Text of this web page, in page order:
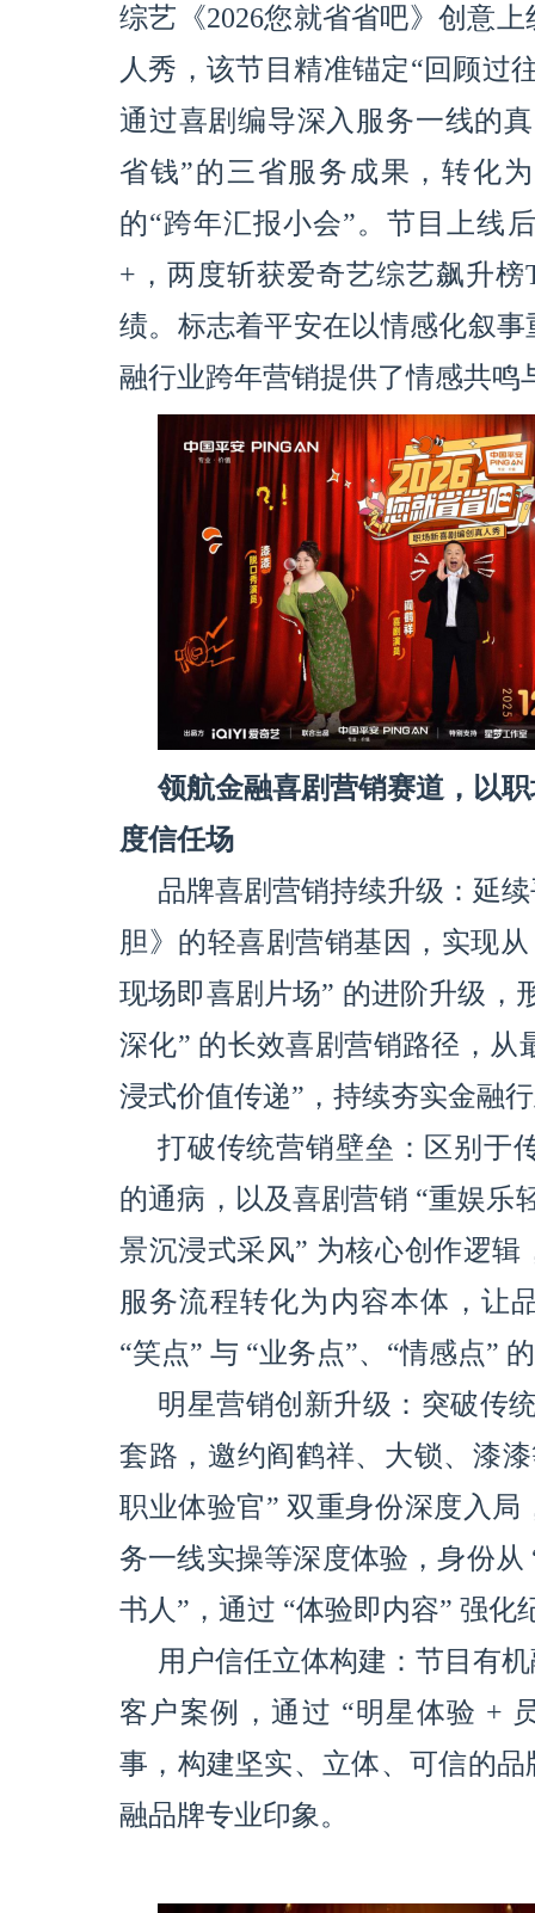
综艺《2026您就省省吧》创意
人秀，该节目精准锚定“回顾过
通过喜剧编导深入服务一线的
省钱”的三省服务成果，转化
的“跨年汇报小会”。节目上线
+，两度斩获爱奇艺综艺飙升榜
绩。标志着平安在以情感化叙
融行业跨年营销提供了情感共
领航金融喜剧营销赛道，以
度信任场
品牌喜剧营销持续升级：延
胆》的轻喜剧营销基因，实现
现场即喜剧片场” 的进阶升级，
深化” 的长效喜剧营销路径，从
浸式价值传递”，持续夯实金融
打破传统营销壁垒：区别于
的通病，以及喜剧营销 “重娱乐
景沉浸式采风” 为核心创作逻
服务流程转化为内容本体，让
“笑点” 与 “业务点”、“情感点”
明星营销创新升级：突破传
套路，邀约阎鹤祥、大锁、漆
职业体验官” 双重身份深度入
务一线实操等深度体验，身份从
书人”，通过 “体验即内容” 强化
用户信任立体构建：节目有
客户案例，通过 “明星体验 +
事，构建坚实、立体、可信的
融品牌专业印象。